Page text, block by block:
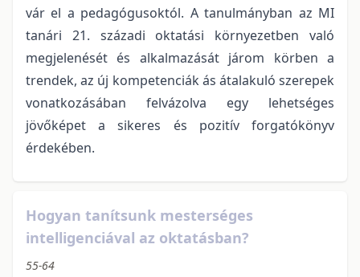
vár el a pedagógusoktól. A tanulmányban az MI
tanári 21. századi oktatási környezetben való
megjelenését és alkalmazását járom körben a
trendek, az új kompetenciák ás átalakuló szerepek
vonatkozásában felvázolva egy lehetséges
jövőképet a sikeres és pozitív forgatókönyv
érdekében.
Hogyan tanítsunk mesterséges
intelligenciával az oktatásban?
55-64